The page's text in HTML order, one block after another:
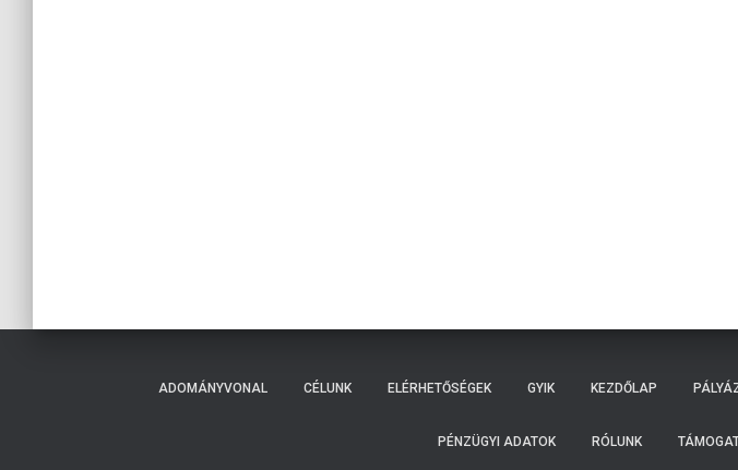
ADOMÁNYVONAL CÉLUNK ELÉRHETŐSÉGEK GYIK KEZDŐLAP
PÉNZÜGYI ADATOK RÓLUNK